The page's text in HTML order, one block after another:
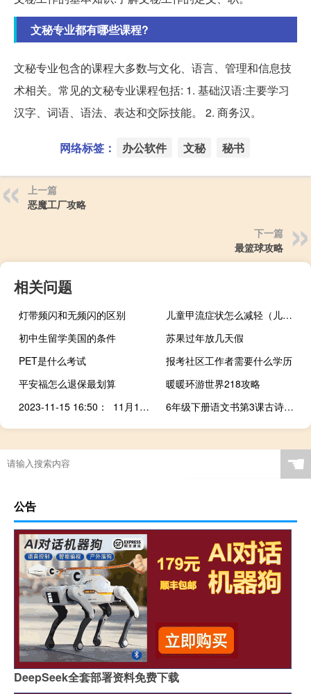
文秘专业都有哪些课程?
文秘专业包含的课程大多数与文化、语言、管理和信息技
术相关。常见的文秘专业课程包括: 1. 基础汉语:主要学习
汉字、词语、语法、表达和交际技能。 2. 商务汉。
网络标签： 办公软件 文秘 秘书
上一篇
恶魔工厂攻略
下一篇
最篮球攻略
相关问题
灯带频闪和无频闪的区别
儿童甲流症状怎么减轻（儿童得甲流如何治疗）
初中生留学美国的条件
苏果过年放几天假
PET是什么考试
报考社区工作者需要什么学历
平安福怎么退保最划算
暖暖环游世界218攻略
2023-11-15 16:50： 11月15日16时07分，G1514宁上高速福建南平段伞街隧道内K272处（南平往宁德方向）发生事故，公路交通单向中断，事故占用紧急停车带及部分主车道，公路恢复通行时间待定。​​​
6年级下册语文书第3课古诗意思（6年级下册语文书第3课）
☚
公告
DeepSeek全套部署资料免费下载